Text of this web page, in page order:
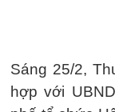
Sáng 25/2,
hợp với